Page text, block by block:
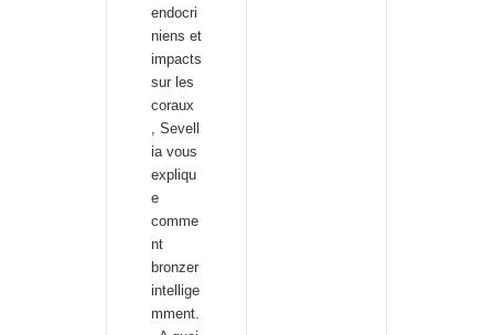
endocri
niens et
impacts
sur les
coraux
, Sevell
ia vous
expliqu
e
comme
nt
bronzer
intellige
mment.